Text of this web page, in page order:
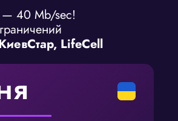
— 40 Mb/sec!
LifeCell